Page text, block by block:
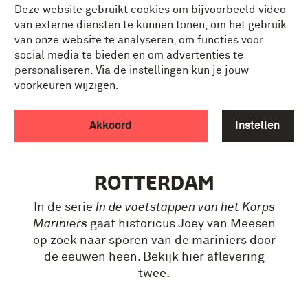
Deze website gebruikt cookies om bijvoorbeeld video
van externe diensten te kunnen tonen, om het gebruik
van onze website te analyseren, om functies voor
social media te bieden en om advertenties te
personaliseren. Via de instellingen kun je jouw
voorkeuren wijzigen.
Akkoord Instellen
TOEN EN NU –
AFLEVERING 2: MARINIERS
ROTTERDAM
In de serie In de voetstappen van het Korps
Mariniersgaat historicus Joey van Meesen
op zoek naar sporen van de mariniers door
de eeuwen heen. Bekijk hier aflevering
twee.